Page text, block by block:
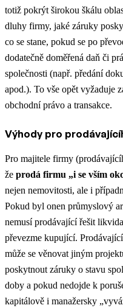
totiž pokrýt širokou škálu
dluhy firmy, jaké záruky
co se stane, pokud se po
dodatečně doměřená daň či
společnosti (např. předání
apod.). To vše opět vyžaduje
obchodní právo a transakce.
Výhody pro
Pro majitele firmy
že prodá firmu „i se vším
nejen nemovitosti, ale i
Pokud byl onen průmyslový
nemusí prodávající řešit
převezme kupující​.
může se věnovat jiným
poskytnout záruky o stavu
doby a pokud nedojde k
kapitálově i manažersky